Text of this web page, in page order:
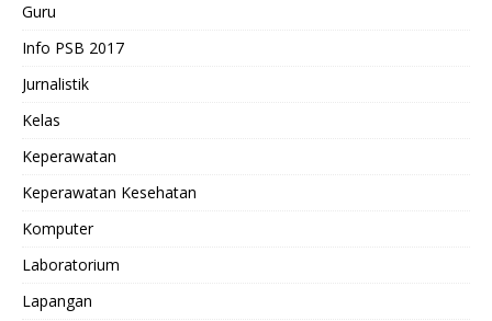
Guru
Info PSB 2017
Jurnalistik
Kelas
Keperawatan
Keperawatan Kesehatan
Komputer
Laboratorium
Lapangan